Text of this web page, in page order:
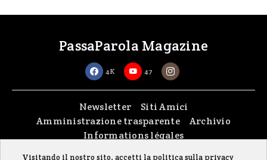
PassaParola Magazine
4K 47
Newsletter
Siti Amici
Amministrazione trasparente
Archivio
Informations légales
Copyright © 2026passaparola asbl| Made with passion byfontana.lu
Visitando il nostro sito, accetti la politica sulla privacy